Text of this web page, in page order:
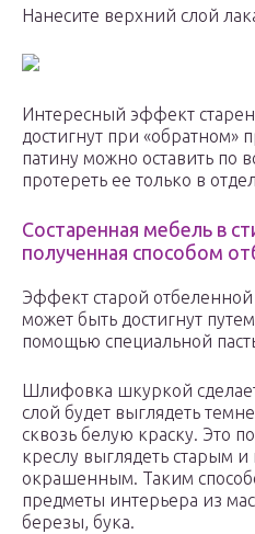
Нанесите верхний слой
Интересный эффект
достигнут при «обратном»
патину можно оставить по
протереть ее только в
Состаренная мебель в
полученная способом
Эффект старой
может быть достигнут
помощью специальной
Шлифовка шкуркой
слой будет выглядеть
сквозь белую краску. Это
креслу выглядеть старым
окрашенным. Таким
предметы интерьера из
березы, бука.